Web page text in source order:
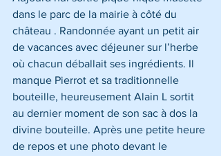
dans le parc de la mairie à côté du
château . Randonnée ayant un petit air
de vacances avec déjeuner sur l’herbe
où chacun déballait ses ingrédients. Il
manque Pierrot et sa traditionnelle
bouteille, heureusement Alain L sortit
au dernier moment de son sac à dos la
divine bouteille. Après une petite heure
de repos et une photo devant le